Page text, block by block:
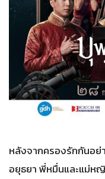
หลังจากครองรักกันอย่
อยุธยา พี่หมื่นและแม่หญิ